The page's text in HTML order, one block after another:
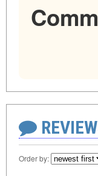
Order by: